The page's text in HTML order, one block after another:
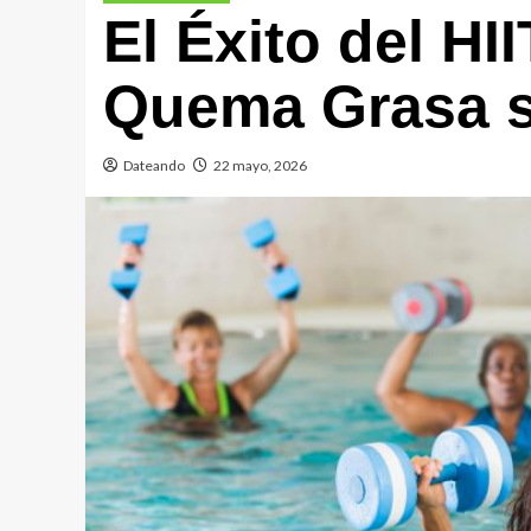
El Éxito del
Quema Grasa
Dateando 22 mayo, 2026